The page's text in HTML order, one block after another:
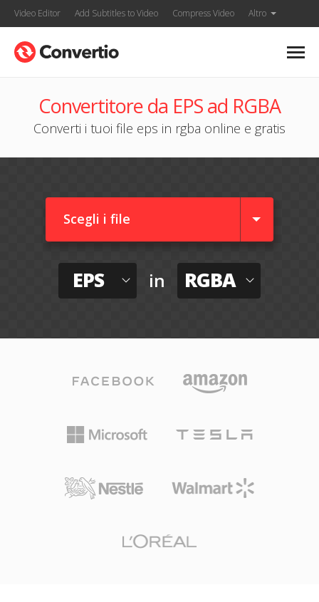
Video Editor Add Subtitles to Video Compress Video Altro
Convertitore da EPS ad RGBA
Converti i tuoi file eps in rgba online e gratis
Scegli i file
EPS in RGBA